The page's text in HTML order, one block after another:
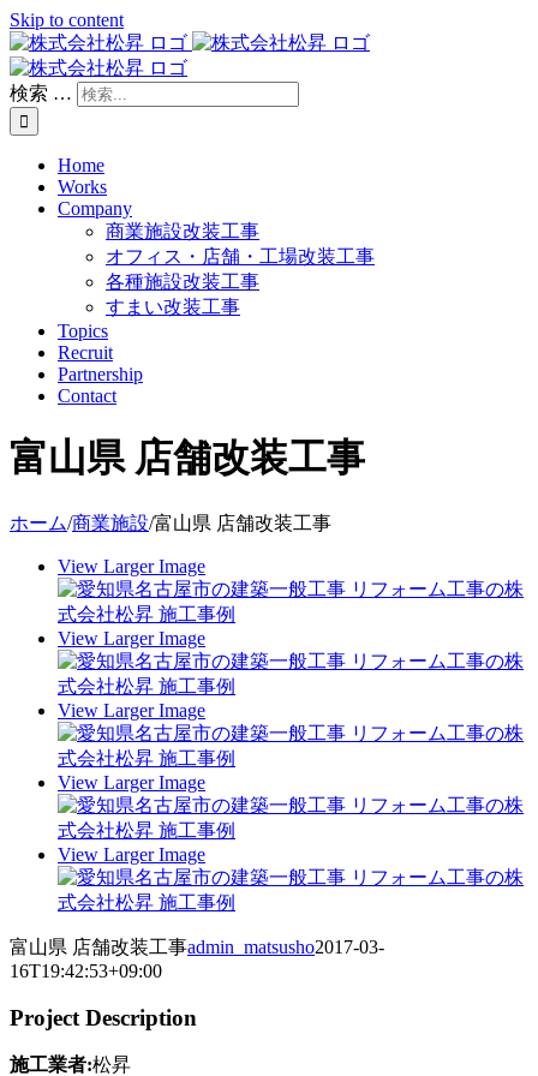
Skip to content
検索 …
Home
Works
Company
商業施設改装工事
オフィス・店舗・工場改装工事
各種施設改装工事
すまい改装工事
Topics
Recruit
Partnership
Contact
富山県 店舗改装工事
ホーム/商業施設/富山県 店舗改装工事
View Larger Image
View Larger Image
View Larger Image
View Larger Image
View Larger Image
富山県 店舗改装工事admin_matsusho2017-03-
16T19:42:53+09:00
Project Description
施工業者:松昇